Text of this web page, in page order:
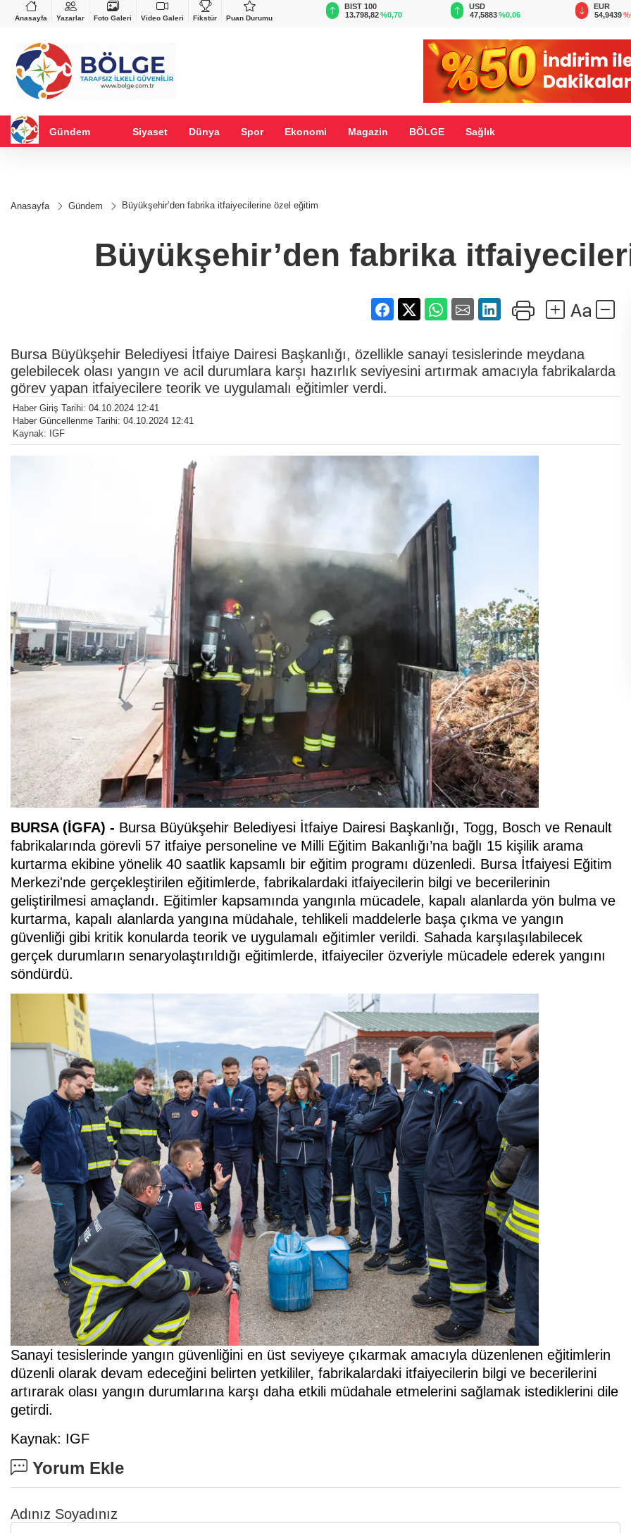
Anasayfa Yazarlar Foto Galeri Video Galeri Fikstür Puan Durumu
%0,37
VND
0,0018
%0,11
GAU/TRY
6.490,29%-0,09
BIST 100
13.798,82%0,70
USD
47,5883%0,06
EUR
54,9439
Gündem Siyaset Dünya Spor Ekonomi Magazin BÖLGE Sağlık
Anasayfa Gündem Büyükşehir’den fabrika itfaiyecilerine özel eğitim
Büyükşehir’den fabrika
Bursa Büyükşehir Belediyesi İtfaiye Dairesi Başkanlığı, özellikle sanayi tesislerinde meydana
gelebilecek olası yangın ve acil durumlara karşı hazırlık seviyesini artırmak amacıyla fabrikalarda
görev yapan itfaiyecilere teorik ve uygulamalı eğitimler verdi.
Haber Giriş Tarihi: 04.10.2024 12:41
Haber Güncellenme Tarihi: 04.10.2024 12:41
Kaynak: IGF
BURSA (İGFA) - Bursa Büyükşehir Belediyesi İtfaiye Dairesi Başkanlığı, Togg, Bosch ve Renault
fabrikalarında görevli 57 itfaiye personeline ve Milli Eğitim Bakanlığı’na bağlı 15 kişilik arama
kurtarma ekibine yönelik 40 saatlik kapsamlı bir eğitim programı düzenledi. Bursa İtfaiyesi Eğitim
Merkezi'nde gerçekleştirilen eğitimlerde, fabrikalardaki itfaiyecilerin bilgi ve becerilerinin
geliştirilmesi amaçlandı. Eğitimler kapsamında yangınla mücadele, kapalı alanlarda yön bulma ve
kurtarma, kapalı alanlarda yangına müdahale, tehlikeli maddelerle başa çıkma ve yangın
güvenliği gibi kritik konularda teorik ve uygulamalı eğitimler verildi. Sahada karşılaşılabilecek
gerçek durumların senaryolaştırıldığı eğitimlerde, itfaiyeciler özveriyle mücadele ederek yangını
söndürdü.
Sanayi tesislerinde yangın güvenliğini en üst seviyeye çıkarmak amacıyla düzenlenen eğitimlerin
düzenli olarak devam edeceğini belirten yetkililer, fabrikalardaki itfaiyecilerin bilgi ve becerilerini
artırarak olası yangın durumlarına karşı daha etkili müdahale etmelerini sağlamak istediklerini dile
getirdi.
Kaynak: IGF
Yorum Ekle
Adınız Soyadınız